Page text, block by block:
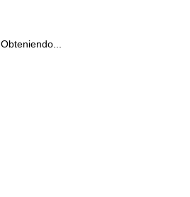
Obteniendo...